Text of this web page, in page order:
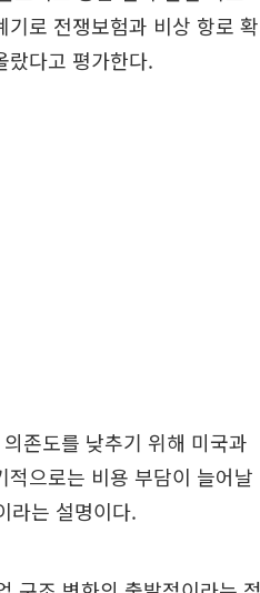
로 전쟁보험과 비상 항로 확
랐다고 평가한다.
존도를 낮추기 위해 미국과
으로는 비용 부담이 늘어날
라는 설명이다.